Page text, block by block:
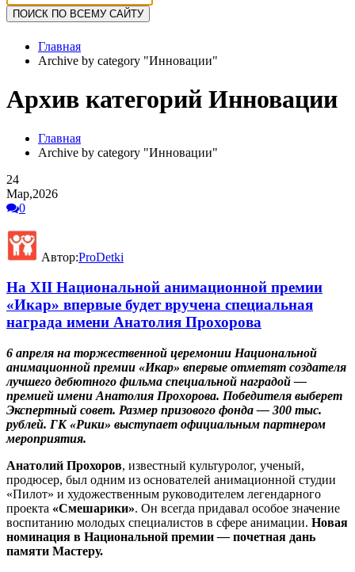
Главная
Archive by category "Инновации"
Архив категорий Инновации
Главная
Archive by category "Инновации"
24
Мар,2026
0
Автор:ProDetki
На XII Национальной анимационной премии
«Икар» впервые будет вручена специальная
награда имени Анатолия Прохорова
6 апреля на торжественной церемонии Национальной
анимационной премии «Икар» впервые отметят создателя
лучшего дебютного фильма специальной наградой —
премией имени Анатолия Прохорова. Победителя выберет
Экспертный совет. Размер призового фонда — 300 тыс.
рублей. ГК «Рики» выступает официальным партнером
мероприятия.
Анатолий Прохоров, известный культуролог, ученый,
продюсер, был одним из основателей анимационной студии
«Пилот» и художественным руководителем легендарного
проекта «Смешарики». Он всегда придавал особое значение
воспитанию молодых специалистов в сфере анимации. Новая
номинация в Национальной премии— почетная дань
памяти Мастеру.